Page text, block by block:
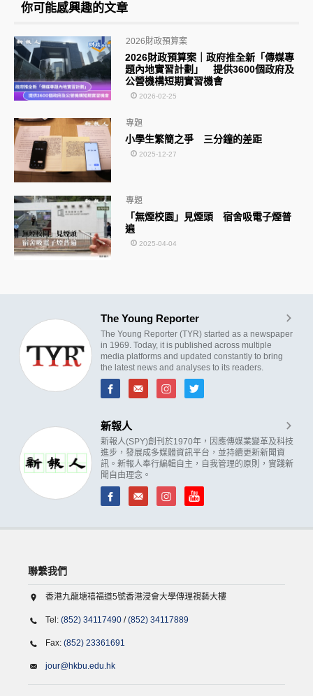
你可能感興趣的文章
2026財政預算案｜政府推全新「傳媒專
題內地實習計劃」 提供3600個政府及
公營機構短期實習機會
2026財政預算案
2026-02-25
小學生繁簡之爭 三分鐘的差距
專題
2025-12-27
「無煙校園」見煙頭 宿舍吸電子煙普
遍
專題
2025-04-04
The Young Reporter
The Young Reporter (TYR) started as a newspaper
in 1969. Today, it is published across multiple
media platforms and updated constantly to bring
the latest news and analyses to its readers.
新報人
新報人(SPY)創刊於1970年，因應傳媒業變革及科技
進步，發展成多媒體資訊平台，並持續更新新聞資
訊。新報人奉行編輯自主，自我管理的原則，實踐新
聞自由理念。
聯繫我們
香港九龍塘禧福道5號香港浸會大學傳理視藝大樓
Tel: (852) 34117490 /(852) 34117889
Fax: (852) 23361691
jour@hkbu.edu.hk